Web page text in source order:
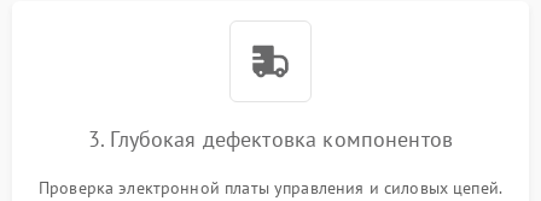
3. Глубокая дефектовка компонентов
Проверка электронной платы управления и силовых цепей.